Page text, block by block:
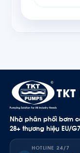
TKT
Nhà phân phối bơm
28+ thương hiệu EU/G7
HOTLINE 24/7